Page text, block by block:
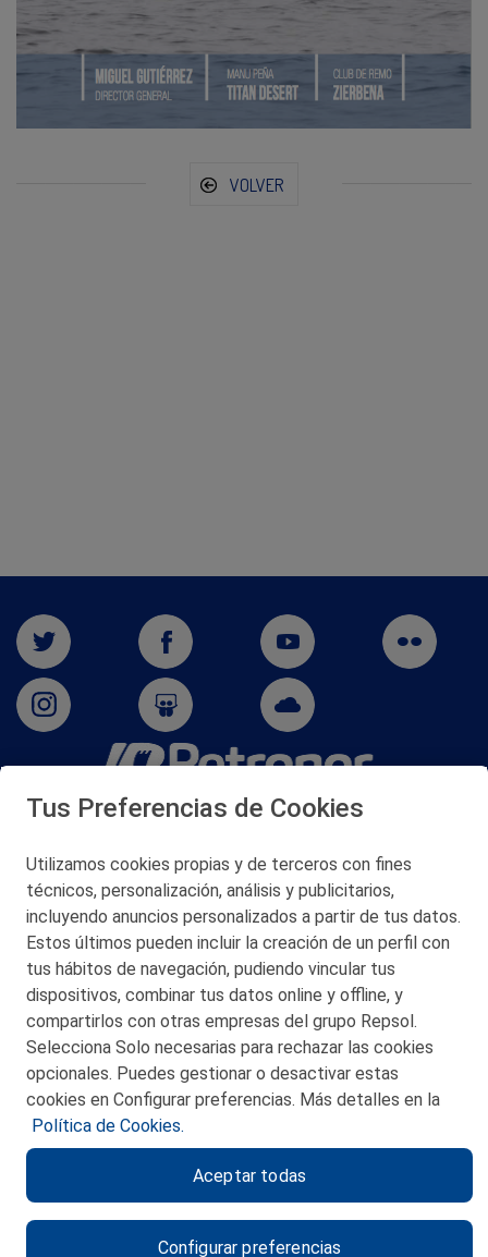
VOLVER
San Martín 5-Edificio Muñatones,
© 2026 Petronor S.A.
CONTACTO
MAPA WEB
POLITICA DE PRIVACIDAD
POLITICA DE COOKIES
CANAL DE ÉTICA
Tus Preferencias de Cookies
Utilizamos cookies propias y de terceros con fines
técnicos, personalización, análisis y publicitarios,
incluyendo anuncios personalizados a partir de tus datos.
Estos últimos pueden incluir la creación de un perfil con
tus hábitos de navegación, pudiendo vincular tus
dispositivos, combinar tus datos online y offline, y
compartirlos con otras empresas del grupo Repsol.
Selecciona Solo necesarias para rechazar las cookies
opcionales. Puedes gestionar o desactivar estas
cookies en Configurar preferencias. Más detalles en la
Política de Cookies.
Configurar preferencias
Aceptar todas